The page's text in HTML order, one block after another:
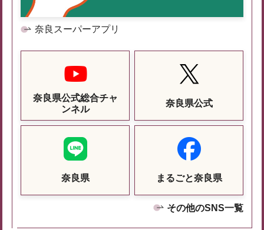
奈良スーパーアプリ
奈良県公式総合チャ
ンネル
奈良県公式
奈良県 まるごと奈良県
その他のSNS一覧